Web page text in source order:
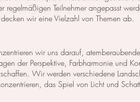
regelmäßigen Teilnehmer angepasst
wir eine Vielzahl von Themen ab.
wir uns darauf,
der Perspektive, Farbharmonie und
Wir werden verschiedene
das Spiel von Licht und